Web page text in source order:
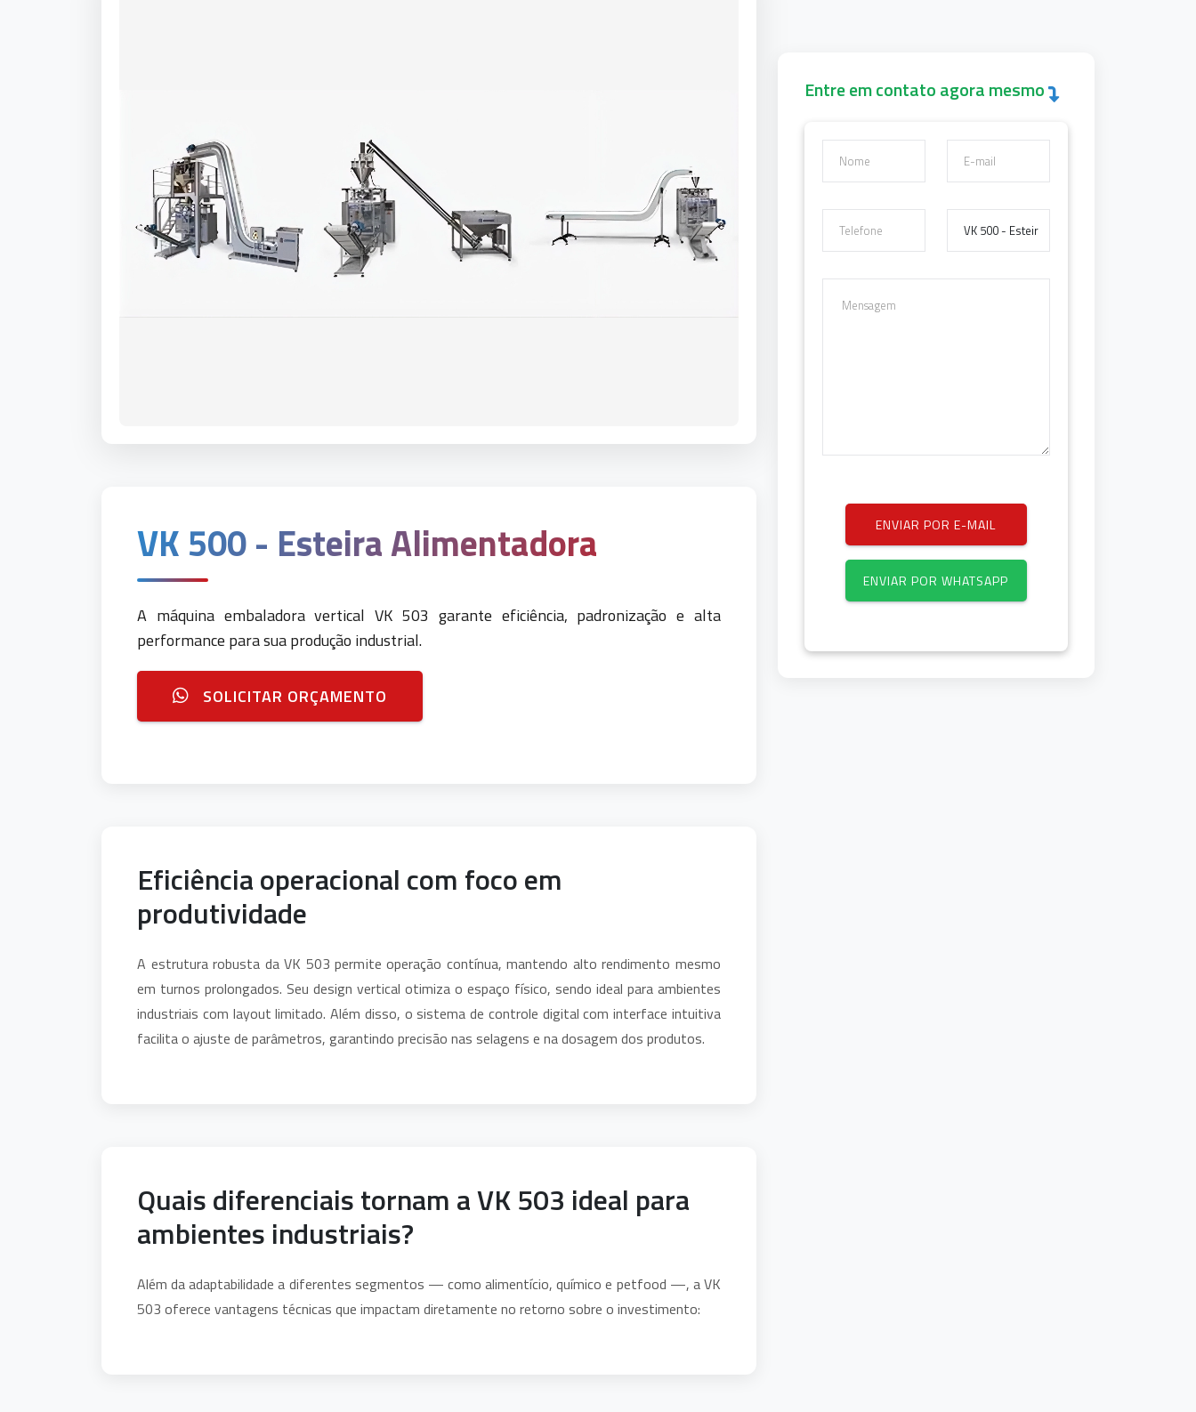
VK 500 - Esteira Alimentadora
A máquina embaladora vertical VK 503 garante eficiência, padronização e alta
performance para sua produção industrial.
SOLICITAR ORÇAMENTO
Eficiência operacional com foco em
produtividade
A estrutura robusta da VK 503 permite operação contínua, mantendo alto rendimento mesmo
em turnos prolongados. Seu design vertical otimiza o espaço físico, sendo ideal para ambientes
industriais com layout limitado. Além disso, o sistema de controle digital com interface intuitiva
facilita o ajuste de parâmetros, garantindo precisão nas selagens e na dosagem dos produtos.
Quais diferenciais tornam a VK 503 ideal para
ambientes industriais?
Além da adaptabilidade a diferentes segmentos — como alimentício, químico e petfood —, a VK
503 oferece vantagens técnicas que impactam diretamente no retorno sobre o investimento:
Entre em contato agora mesmo
ENVIAR POR E-MAIL
ENVIAR POR WHATSAPP